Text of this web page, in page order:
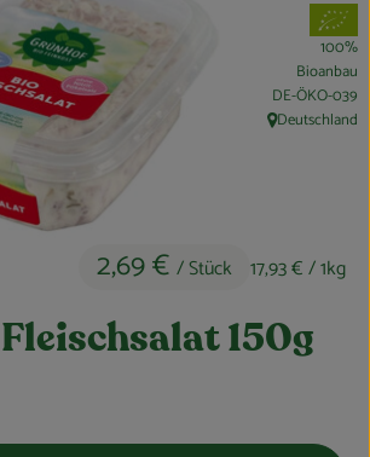
150g
2,69 € / Stück 17,93 €/ 1kg
, Verband:
100%
Bioanbau
, Kontrollstelle:
DE-ÖKO-039
, Herkunft:
Deutschland